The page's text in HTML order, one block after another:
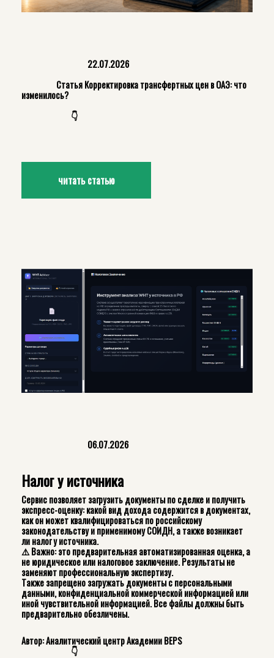
22.07.2026
Статья Корректировка трансфертных цен в ОАЭ: что
изменилось?
👇
читать статью
06.07.2026
Налог у источника
Сервис позволяет загрузить документы по сделке и получить
экспресс-оценку: какой вид дохода содержится в документах,
как он может квалифицироваться по российскому
законодательству и применимому СОИДН, а также возникает
ли налог у источника.
⚠️ Важно: это предварительная автоматизированная оценка, а
не юридическое или налоговое заключение. Результаты не
заменяют профессиональную экспертизу.
Также запрещено загружать документы с персональными
данными, конфиденциальной коммерческой информацией или
иной чувствительной информацией. Все файлы должны быть
предварительно обезличены.
Автор: Аналитический центр Академии BEPS
👇